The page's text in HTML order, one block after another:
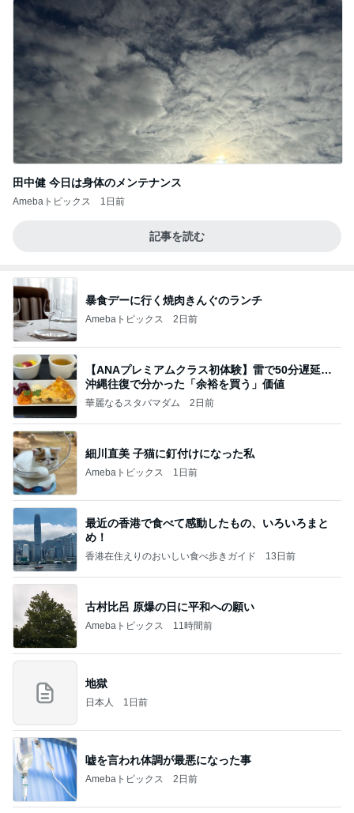
田中健 今日は身体のメンテナンス
Amebaトピックス 1日前
記事を読む
暴食デーに行く焼肉きんぐのランチ
Amebaトピックス 2日前
【ANAプレミアムクラス初体験】雷で50分遅延…
沖縄往復で分かった「余裕を買う」価値
華麗なるスタバマダム 2日前
細川直美 子猫に釘付けになった私
Amebaトピックス 1日前
最近の香港で食べて感動したもの、いろいろまと
め！
香港在住えりのおいしい食べ歩きガイド 13日前
古村比呂 原爆の日に平和への願い
Amebaトピックス 11時間前
地獄
日本人 1日前
嘘を言われ体調が最悪になった事
Amebaトピックス 2日前